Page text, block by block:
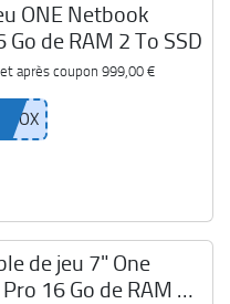
ONE Netbook
de RAM 2 To SSD
après coupon 999,00 €
de jeu 7" One
16 Go de RAM 1